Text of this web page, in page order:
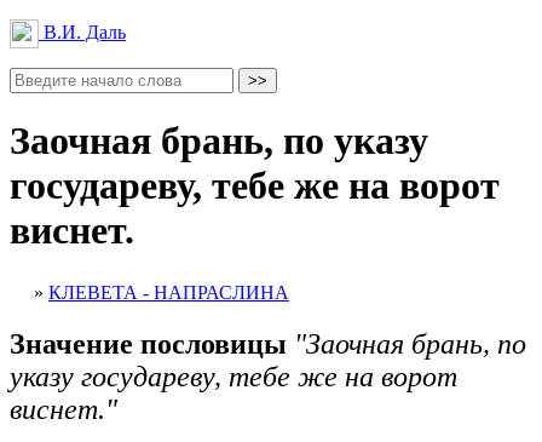
В.И. Даль
Заочная брань, по указу
государеву, тебе же на ворот
виснет.
» КЛЕВЕТА - НАПРАСЛИНА
Значение пословицы "Заочная брань, по
указу государеву, тебе же на ворот
виснет."